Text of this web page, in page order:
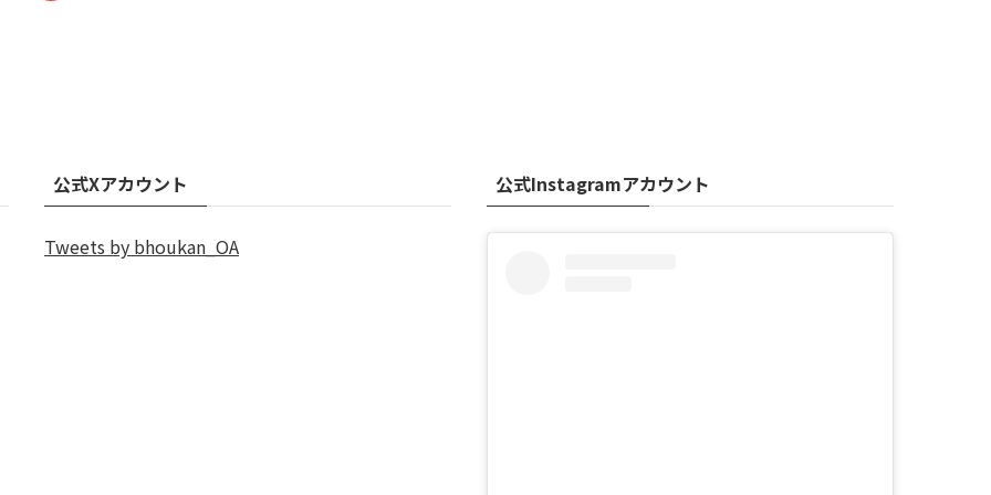
公式Xアカウント
Tweets by bhoukan_OA
公式Instagramアカウント